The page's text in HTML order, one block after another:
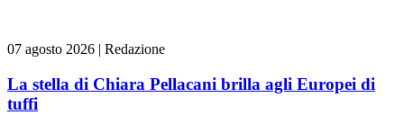
07 agosto 2026 Redazione
La stella di Chiara Pellacani brilla agli Europei di
tuffi